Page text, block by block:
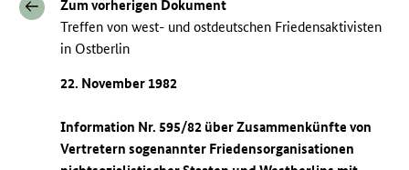
Zum vorherigen Dokument
Treffen von west- und ostdeutschen Friedensaktivisten
in Ostberlin
22. November 1982
Information Nr. 595/82 über Zusammenkünfte von
Vertretern sogenannter Friedensorganisationen